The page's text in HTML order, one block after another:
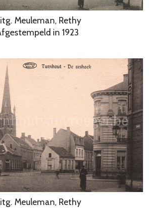
Meuleman, Rethy
in 1923
Meuleman, Rethy